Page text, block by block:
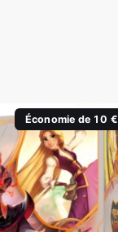
Économie de 10 €